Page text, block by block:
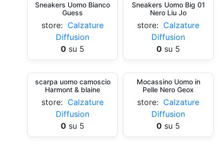
Sneakers Uomo Bianco
Guess
store: Calzature
Diffusion
0 su 5
Sneakers Uomo Big 01
Nero Liu Jo
store: Calzature
Diffusion
0 su 5
scarpa uomo camoscio
Harmont & blaine
store: Calzature
Diffusion
0 su 5
Mocassino Uomo in
Pelle Nero Geox
store: Calzature
Diffusion
0 su 5